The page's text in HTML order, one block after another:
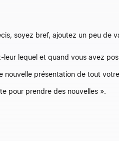
soyez bref, ajoutez un peu de
lequel et quand vous avez
nouvelle présentation de tout
pour prendre des nouvelles ».